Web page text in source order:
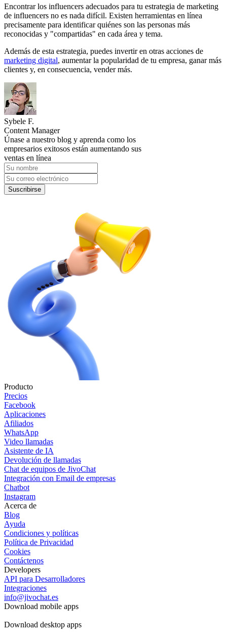
Encontrar los influencers adecuados para tu estrategia de marketing
de influencers no es nada difícil. Existen herramientas en línea
precisamente para identificar quiénes son las personas más
reconocidas y "compartidas" en cada área y tema.
Además de esta estrategia, puedes invertir en otras acciones de
marketing digital, aumentar la popularidad de tu empresa, ganar más
clientes y, en consecuencia, vender más.
Sybele F.
Content Manager
Únase a nuestro blog y aprenda como los
empresarios exitosos están aumentando sus
ventas en línea
Suscribirse
Producto
Precios
Facebook
Aplicaciones
Afiliados
WhatsApp
Video llamadas
Asistente de IA
Devolución de llamadas
Chat de equipos de JivoChat
Integración con Email de empresas
Chatbot
Instagram
Acerca de
Blog
Ayuda
Condiciones y políticas
Política de Privacidad
Cookies
Contáctenos
Developers
API para Desarrolladores
Integraciones
info@jivochat.es
Download mobile apps
Download desktop apps